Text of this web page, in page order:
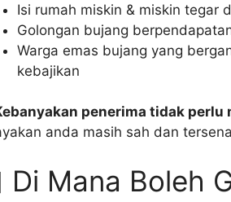
Isi rumah miskin & miskin tegar
Golongan bujang
Warga emas bujang yang
kebajikan
penerima tidak perlu
anda masih sah dan
Di Mana Boleh